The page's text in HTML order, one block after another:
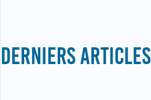
DERNIERS ARTICLES